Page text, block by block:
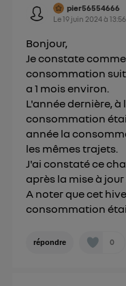
pier56554666
Le19 juin 2024à13:56
Bonjour,
Je constate
consommation
a 1 mois environ.
L'année dernière,
consommation
année la
les mêmes trajets.
J'ai constaté ce
après la mise à
A noter que cet
consommation
répondre 0